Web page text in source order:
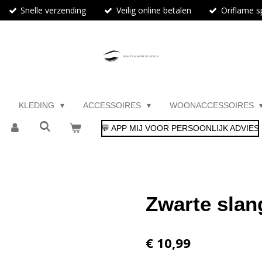
Snelle verzending Veilig online betalen Oriflame
KLEDING ACCESSOIRES WOONACCESSOIRES
💬 APP MIJ VOOR PERSOONLIJK ADVIES
Zwarte
€ 10,99